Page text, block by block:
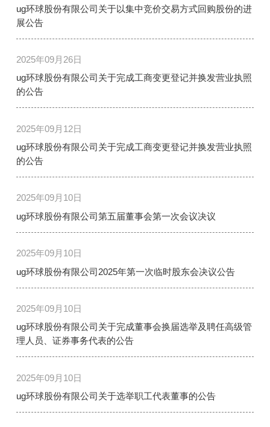
ug环球股份有限公司关于以集中竞价交易方式回购股份的进
展公告
2025年09月26日
ug环球股份有限公司关于完成工商变更登记并换发营业执照
的公告
2025年09月12日
ug环球股份有限公司关于完成工商变更登记并换发营业执照
的公告
2025年09月10日
ug环球股份有限公司第五届董事会第一次会议决议
2025年09月10日
ug环球股份有限公司2025年第一次临时股东会决议公告
2025年09月10日
ug环球股份有限公司关于完成董事会换届选举及聘任高级管
理人员、证券事务代表的公告
2025年09月10日
ug环球股份有限公司关于选举职工代表董事的公告